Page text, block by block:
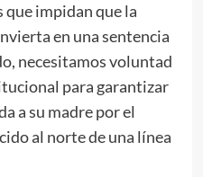
impidan que la
en una sentencia
necesitamos voluntad
para garantizar
a su madre por el
al norte de una línea